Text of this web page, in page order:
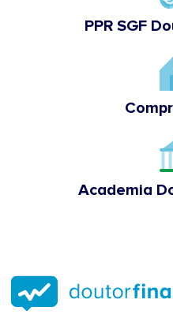
PPR SGF
Academia